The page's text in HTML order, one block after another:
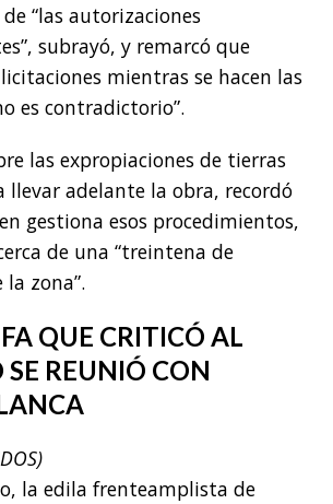
“las autorizaciones
subrayó, y remarcó que
mientras se hacen las
es contradictorio”.
las expropiaciones de tierras
llevar adelante la obra, recordó
gestiona esos procedimientos,
de una “treintena de
zona”.
QUE CRITICÓ AL
REUNIÓ CON
la edila frenteamplista de